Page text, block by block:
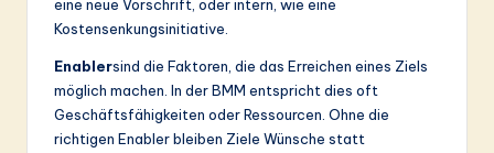
eine neue Vorschrift, oder intern, wie eine
Kostensenkungsinitiative.
Enablersind die Faktoren, die das Erreichen eines Ziels
möglich machen. In der BMM entspricht dies oft
Geschäftsfähigkeiten oder Ressourcen. Ohne die
richtigen Enabler bleiben Ziele Wünsche statt